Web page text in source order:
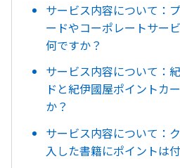
サービス内容について：
ードやコーポレートサー
何ですか？
サービス内容について：
ドと紀伊國屋ポイントカ
か？
サービス内容について：
入した書籍にポイントは